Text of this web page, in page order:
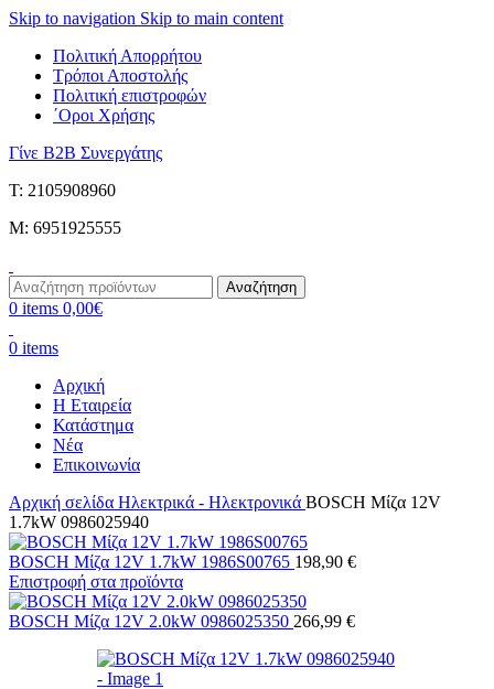
Skip to navigation Skip to main content
Πολιτική Απορρήτου
Τρόποι Αποστολής
Πολιτική επιστροφών
΄Οροι Χρήσης
Γίνε B2B Συνεργάτης
Τ: 2105908960
M: 6951925555
Αναζήτηση
0 items 0,00€
0 items
Αρχική
Η Εταιρεία
Κατάστημα
Νέα
Επικοινωνία
Αρχική σελίδα Ηλεκτρικά - Ηλεκτρονικά BOSCH Μίζα 12V
1.7kW 0986025940
BOSCH Μίζα 12V 1.7kW 1986S00765 198,90 €
Επιστροφή στα προϊόντα
BOSCH Μίζα 12V 2.0kW 0986025350 266,99 €